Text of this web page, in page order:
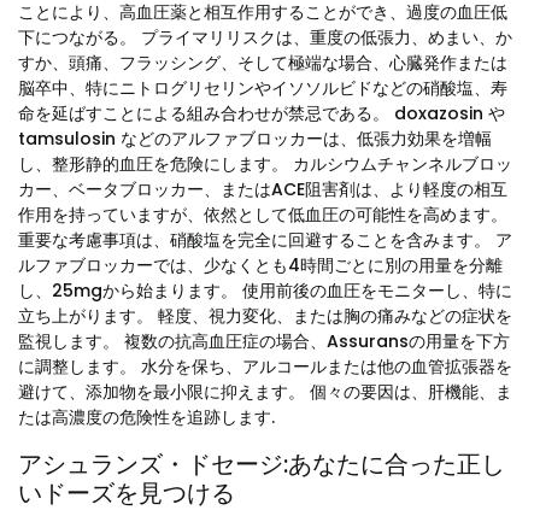
ことにより、高血圧薬と相互作用することができ、過度の血圧低
下につながる。 プライマリリスクは、重度の低張力、めまい、か
すか、頭痛、フラッシング、そして極端な場合、心臓発作または
脳卒中、特にニトログリセリンやイソソルビドなどの硝酸塩、寿
命を延ばすことによる組み合わせが禁忌である。 doxazosin や
tamsulosin などのアルファブロッカーは、低張力効果を増幅
し、整形静的血圧を危険にします。 カルシウムチャンネルブロッ
カー、ベータブロッカー、またはACE阻害剤は、より軽度の相互
作用を持っていますが、依然として低血圧の可能性を高めます。
重要な考慮事項は、硝酸塩を完全に回避することを含みます。 ア
ルファブロッカーでは、少なくとも4時間ごとに別の用量を分離
し、25mgから始まります。 使用前後の血圧をモニターし、特に
立ち上がります。 軽度、視力変化、または胸の痛みなどの症状を
監視します。 複数の抗高血圧症の場合、Assuransの用量を下方
に調整します。 水分を保ち、アルコールまたは他の血管拡張器を
避けて、添加物を最小限に抑えます。 個々の要因は、肝機能、ま
たは高濃度の危険性を追跡します.
アシュランズ・ドセージ:あなたに合った正し
いドーズを見つける